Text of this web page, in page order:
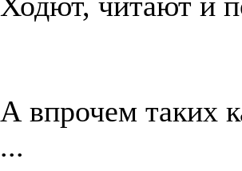
А впрочем таких
...